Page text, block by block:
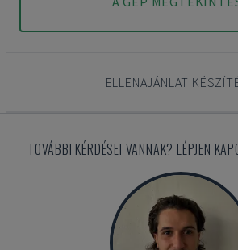
ELLENAJÁNLAT
TOVÁBBI KÉRDÉSEI VANNAK? LÉPJEN